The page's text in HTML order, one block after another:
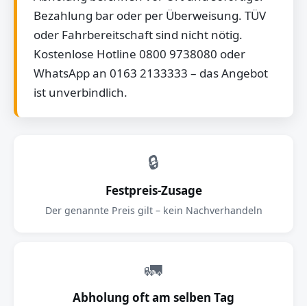
Bezahlung bar oder per Überweisung. TÜV
oder Fahrbereitschaft sind nicht nötig.
Kostenlose Hotline 0800 9738080 oder
WhatsApp an 0163 2133333 – das Angebot
ist unverbindlich.
🔒
Festpreis-Zusage
Der genannte Preis gilt – kein Nachverhandeln
🚛
Abholung oft am selben Tag